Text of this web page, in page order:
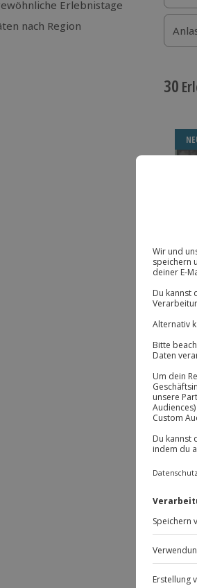
Erlebnistage
nach Region
30
-